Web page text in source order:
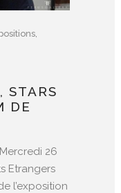
STARS
DE
26
Etrangers
l’exposition